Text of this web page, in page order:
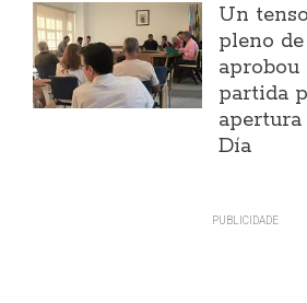
Un
pleno
partida
Día